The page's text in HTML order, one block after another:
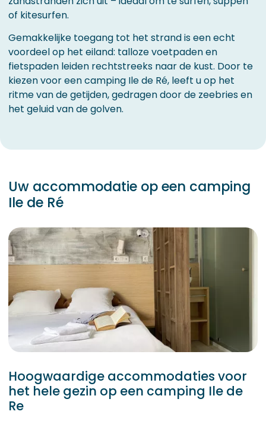
of kitesurfen.
Gemakkelijke toegang tot het strand is een echt
voordeel op het eiland: talloze voetpaden en
fietspaden leiden rechtstreeks naar de kust. Door te
kiezen voor een camping Ile de Ré, leeft u op het
ritme van de getijden, gedragen door de zeebries en
het geluid van de golven.
Uw accommodatie op een camping
Ile de Ré
Hoogwaardige accommodaties voor
het hele gezin op een camping Ile de
Re